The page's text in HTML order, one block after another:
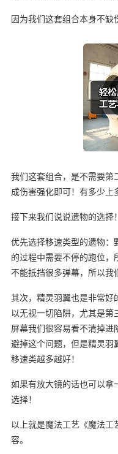
因为我们这套组合本身不缺
我们这套组合，是不需要第
成伤害强化即可！有多少上
接下来我们说说遗物的选择！
优先选择移速类型的遗物：
的过程中需要不停的跑位
不能抵挡很多弹幕，所以我
其次，精灵羽翼也是非常好
以无视一切陷阱，尤其是
屏幕我们很容易看不清掉
避掉这个问题，但是精灵羽
移速类越多越好！
如果有放大镜的话也可以拿
选择！
以上就是魔法工艺《魔法
容。